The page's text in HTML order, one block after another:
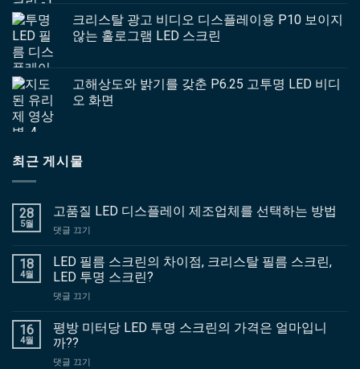
크리스탈 광고 비디오 디스플레이용 P10 보이지
않는 홀로그램 LED 스크린
고해상도와 밝기를 갖춘 P6.25 고투명 LED 비디
오 화면
최근 게시물
28
5월
고품질 LED 디스플레이 제조업체를 선택하는 방법
댓글 끄기
에
고
품
디
18
4월
LED 필름 스크린의 차이점, 크리스탈 필름 스크린,
LED 투명 스크린?
댓글 끄기
에
LED
16
4월
평방 미터당 LED 투명 스크린의 가격은 얼마입니
까??
댓글 끄기